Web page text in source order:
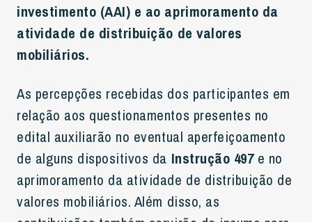
investimento (AAI) e ao aprimoramento da
atividade de distribuição de valores
mobiliários.
As percepções recebidas dos participantes em
relação aos questionamentos presentes no
edital auxiliarão no eventual aperfeiçoamento
de alguns dispositivos da Instrução 497e no
aprimoramento da atividade de distribuição de
valores mobiliários. Além disso, as